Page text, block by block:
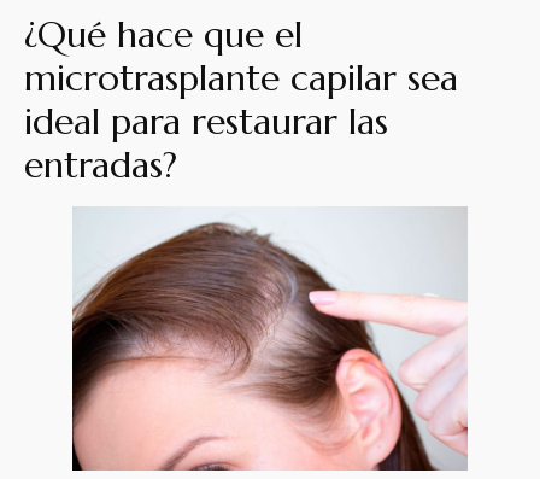
¿Qué hace que el
microtrasplante capilar sea
ideal para restaurar las
entradas?